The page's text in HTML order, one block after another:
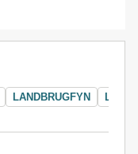
LANDBRUGFYN